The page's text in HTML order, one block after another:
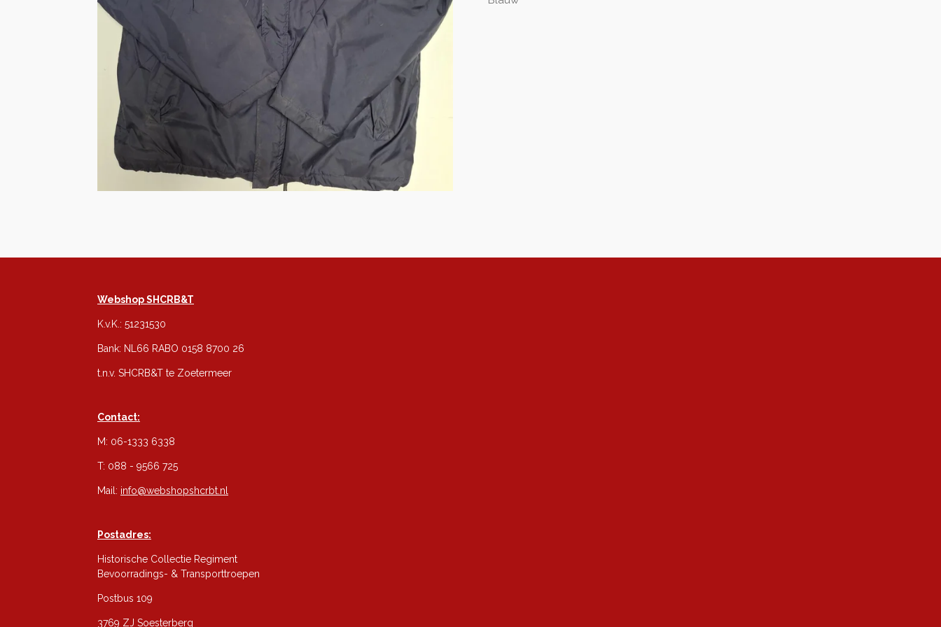
Webshop SHCRB&T
K.v.K.: 51231530
Bank: NL66 RABO 0158 8700 26
t.n.v. SHCRB&T te Zoetermeer
Contact:
M: 06-1333 6338
T: 088 - 9566 725
Mail: info@webshopshcrbt.nl
Postadres:
Historische Collectie Regiment
Bevoorradings- & Transporttroepen
Postbus 109
3769 ZJ Soesterberg